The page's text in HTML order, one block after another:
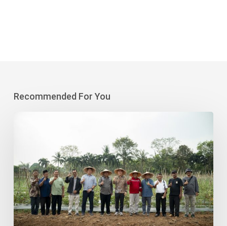
Recommended For You
Desa
Sodong
Tanam
500
Pohon,